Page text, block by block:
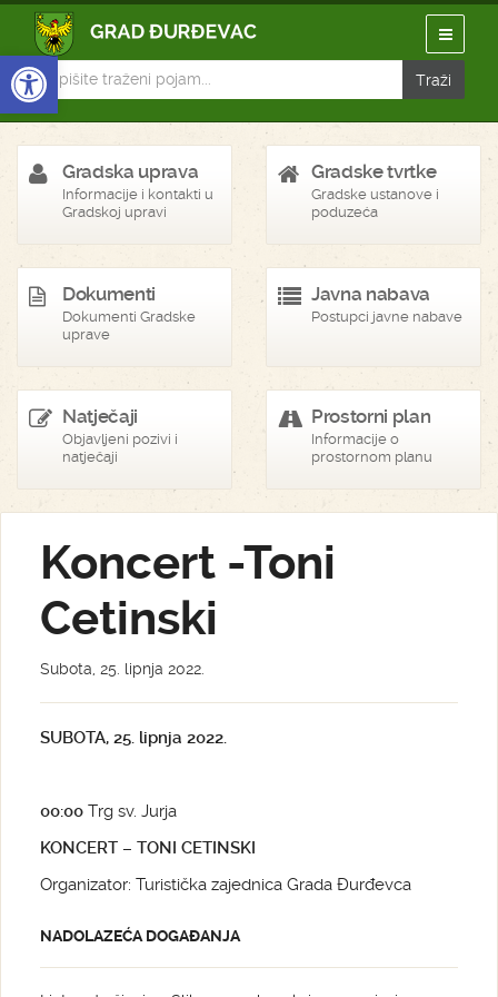
Open toolbar
Gradska uprava
Informacije i kontakti u
Gradskoj upravi
Gradske tvrtke
Gradske ustanove i
poduzeća
Dokumenti
Dokumenti Gradske
uprave
Javna nabava
Postupci javne nabave
Natječaji
Objavljeni pozivi i
natječaji
Prostorni plan
Informacije o
prostornom planu
Koncert -Toni
Cetinski
Subota, 25. lipnja 2022.
SUBOTA, 25. lipnja 2022.
00:00 Trg sv. Jurja
KONCERT – TONI CETINSKI
Organizator: Turistička zajednica Grada Đurđevca
NADOLAZEĆA DOGAĐANJA